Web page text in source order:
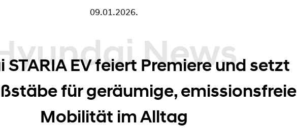
09.01.2026.
News
STARIA EV feiert Premiere und setzt
für geräumige, emissionsfreie
Mobilität im Alltag